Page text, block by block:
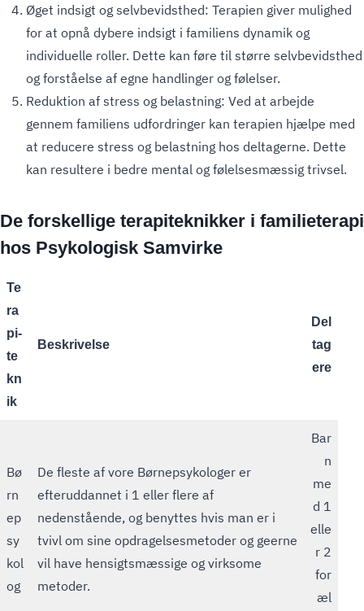
Øget indsigt og selvbevidsthed: Terapien giver mulighed
for at opnå dybere indsigt i familiens dynamik og
individuelle roller. Dette kan føre til større selvbevidsthed
og forståelse af egne handlinger og følelser.
Reduktion af stress og belastning: Ved at arbejde
gennem familiens udfordringer kan terapien hjælpe med
at reducere stress og belastning hos deltagerne. Dette
kan resultere i bedre mental og følelsesmæssig trivsel.
De forskellige terapiteknikker i familieterapi
hos Psykologisk Samvirke
Te
ra
pi-
te
kn
ik
Beskrivelse
Del
tag
ere
Bø
rn
ep
sy
kol
og
De fleste af vore Børnepsykologer er
efteruddannet i 1 eller flere af
nedenstående, og benyttes hvis man er i
tvivl om sine opdragelsesmetoder og geerne
vil have hensigtsmæssige og virksome
metoder.
Bar
n
me
d 1
elle
r 2
for
æl